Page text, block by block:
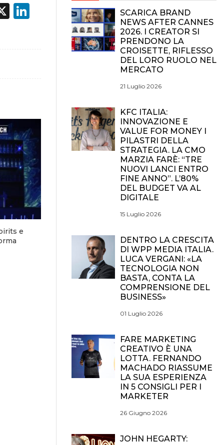
X LinkedIn
e
SCARICA BRAND
NEWS AFTER CANNES
2026. I CREATOR SI
PRENDONO LA
CROISETTE, RIFLESSO
DEL LORO RUOLO NEL
MERCATO
21 Luglio 2026
KFC ITALIA:
INNOVAZIONE E
VALUE FOR MONEY I
PILASTRI DELLA
STRATEGIA. LA CMO
MARZIA FARÈ: “TRE
NUOVI LANCI ENTRO
FINE ANNO”. L’80%
DEL BUDGET VA AL
DIGITALE
15 Luglio 2026
DENTRO LA CRESCITA
DI WPP MEDIA ITALIA.
LUCA VERGANI: «LA
TECNOLOGIA NON
BASTA, CONTA LA
COMPRENSIONE DEL
BUSINESS»
01 Luglio 2026
FARE MARKETING
CREATIVO È UNA
LOTTA. FERNANDO
MACHADO RIASSUME
LA SUA ESPERIENZA
IN 5 CONSIGLI PER I
MARKETER
26 Giugno 2026
JOHN HEGARTY: